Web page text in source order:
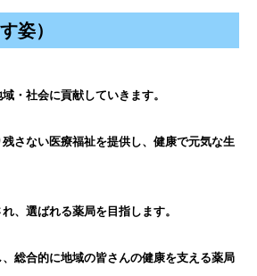
姿）
・社会に貢献していきます。
残さない医療福祉を提供し、健康で元気な生
、選ばれる薬局を目指します。
、総合的に地域の皆さんの健康を支える薬局